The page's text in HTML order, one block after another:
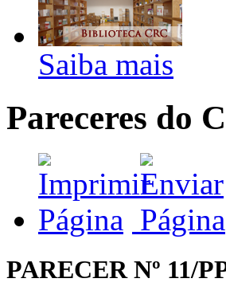
Saiba mais
Pareceres do
PARECER Nº 11/